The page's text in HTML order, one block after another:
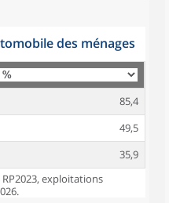
des ménages
85,4
49,5
35,9
RP2023, exploitations